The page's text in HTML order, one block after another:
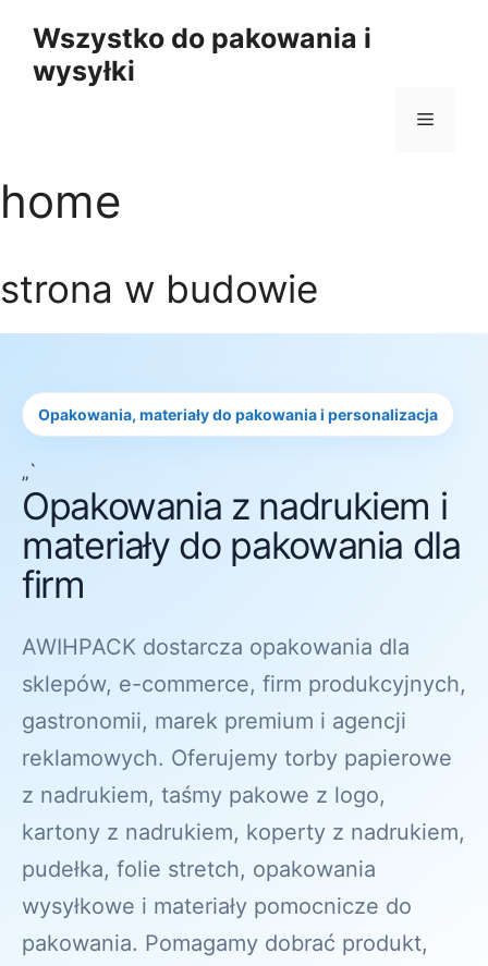
treści
Wszystko do pakowania i
wysyłki
Menu
home
strona w budowie
Opakowania, materiały do pakowania i personalizacja
„`
Opakowania z nadrukiem i
materiały do pakowania dla
firm
AWIHPACK dostarcza opakowania dla
sklepów, e-commerce, firm produkcyjnych,
gastronomii, marek premium i agencji
reklamowych. Oferujemy torby papierowe
z nadrukiem, taśmy pakowe z logo,
kartony z nadrukiem, koperty z nadrukiem,
pudełka, folie stretch, opakowania
wysyłkowe i materiały pomocnicze do
pakowania. Pomagamy dobrać produkt,